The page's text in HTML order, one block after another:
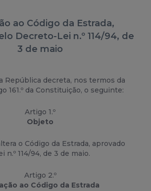
ao Código da Estrada,
Decreto-Lei n.º 114/94, de
3 de maio
República decreta, nos termos da
161.º da Constituição, o seguinte:
Artigo 1.º
Objeto
o Código da Estrada, aprovado
n.º 114/94, de 3 de maio.
Artigo 2.º
ao Código da Estrada